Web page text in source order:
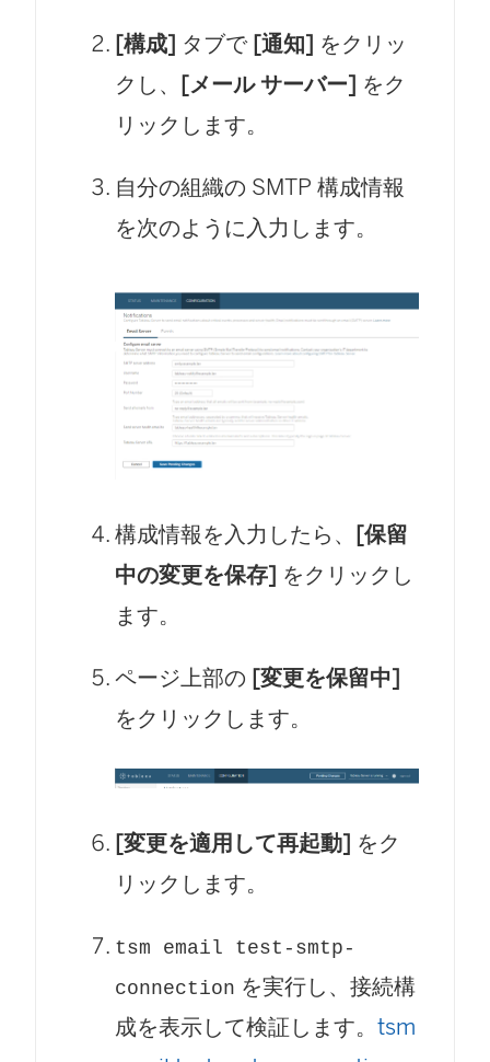
[構成] タブで [通知] をクリッ
クし、 [メール サーバー] をク
リックします。
自分の組織の SMTP 構成情報
を次のように入力します。
構成情報を入力したら、 [保留
中の変更を保存] をクリックし
ます。
ページ上部の [変更を保留中]
をクリックします。
[変更を適用して再起動] をク
リックします。
tsm email test-smtp-
connection を実行し、接続構
成を表示して検証します。 tsm